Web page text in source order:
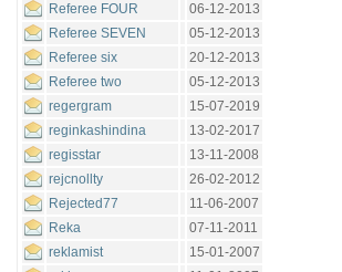
Referee FOUR
06-12-2013
Referee SEVEN
05-12-2013
Referee six
20-12-2013
Referee two
05-12-2013
regergram
15-07-2019
reginkashindina
13-02-2017
regisstar
13-11-2008
rejcnollty
26-02-2012
Rejected77
11-06-2007
Reka
07-11-2011
reklamist
15-01-2007